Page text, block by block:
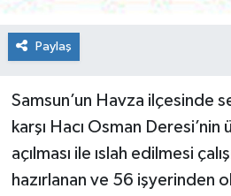
Paylaş
Samsun’un Havza ilçesinde
karşı Hacı Osman Deresi’nin
açılması ile ıslah edilmesi
hazırlanan ve 56 işyerinden
Tokat Haberleri
Yaşam